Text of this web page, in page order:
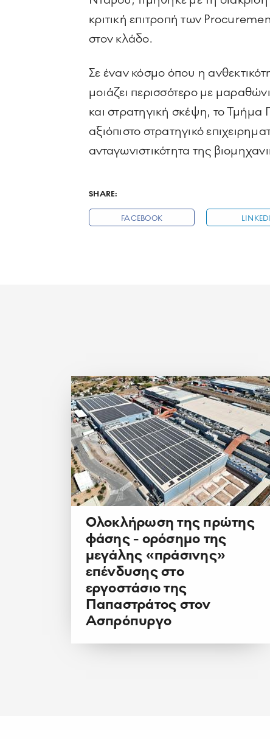
κριτική επιτροπή των
στον κλάδο.
Σε έναν κόσμο όπου η
μοιάζει περισσότερο με
και στρατηγική σκέψη, το Τμήμα
αξιόπιστο στρατηγικό
ανταγωνιστικότητα της
SHARE:
FACEBOOK
Ολοκλήρωση της πρώτης
φάσης - ορόσημο της
μεγάλης «πράσινης»
επένδυσης στο
εργοστάσιο της
Παπαστράτος στον
Ασπρόπυργο